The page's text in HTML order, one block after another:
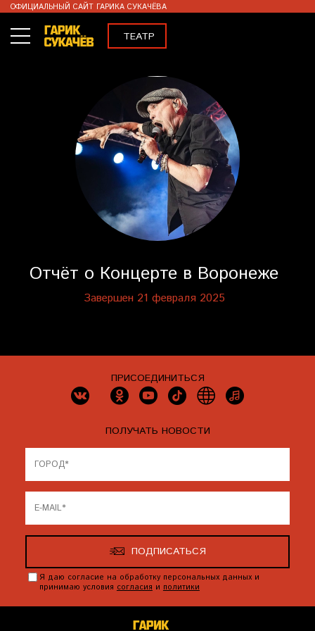
ОФИЦИАЛЬНЫЙ САЙТ ГАРИКА СУКАЧЁВА
ТЕАТР
ВИДЕО
МЕРЧ
ENG
Отчёт о Концерте в Воронеже
Завершен 21 февраля 2025
ПРИСОЕДИНИТЬСЯ
ПОЛУЧАТЬ НОВОСТИ
ПОДПИСАТЬСЯ
Я даю согласие на обработку персональных данных и
принимаю условия согласия и политики